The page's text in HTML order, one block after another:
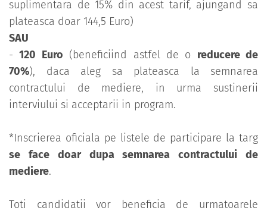
suplimentara de 15% din acest tarif, ajungand sa
plateasca doar 144,5 Euro)
SAU
-120 Euro (beneficiind astfel de o reducere de
70%), daca aleg sa plateasca la semnarea
contractului de mediere, in urma sustinerii
interviului si acceptarii in program.
*Inscrierea oficiala pe listele de participare la targ
se face doar dupa semnarea contractului de
mediere.
Toti candidatii vor beneficia de urmatoarele